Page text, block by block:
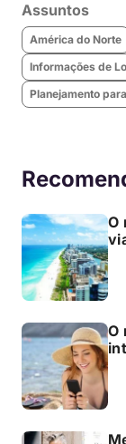
Assuntos
América do Norte
Informações de
Planejamento
O
O